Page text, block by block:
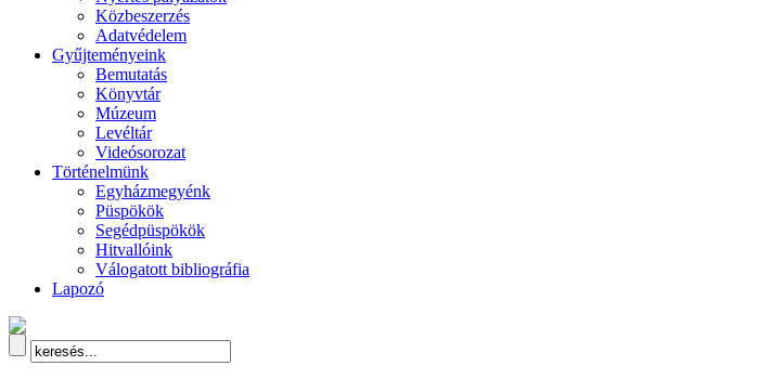
Közbeszerzés
Adatvédelem
Gyűjteményeink
Bemutatás
Könyvtár
Múzeum
Levéltár
Videósorozat
Történelmünk
Egyházmegyénk
Püspökök
Segédpüspökök
Hitvallóink
Válogatott bibliográfia
Lapozó